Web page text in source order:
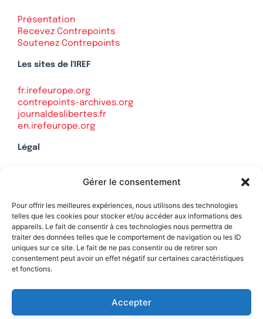
Gérer le consentement
Pour offrir les meilleures expériences, nous utilisons des technologies
telles que les cookies pour stocker et/ou accéder aux informations des
appareils. Le fait de consentir à ces technologies nous permettra de
traiter des données telles que le comportement de navigation ou les ID
uniques sur ce site. Le fait de ne pas consentir ou de retirer son
consentement peut avoir un effet négatif sur certaines caractéristiques
et fonctions.
Accepter
Présentation
Recevez Contrepoints
Soutenez Contrepoints
Les sites de l'IREF
fr.irefeurope.org
contrepoints-archives.org
journaldeslibertes.fr
en.irefeurope.org
Légal
Politique de confidentialité
Contact
Soutenez Contrepoints